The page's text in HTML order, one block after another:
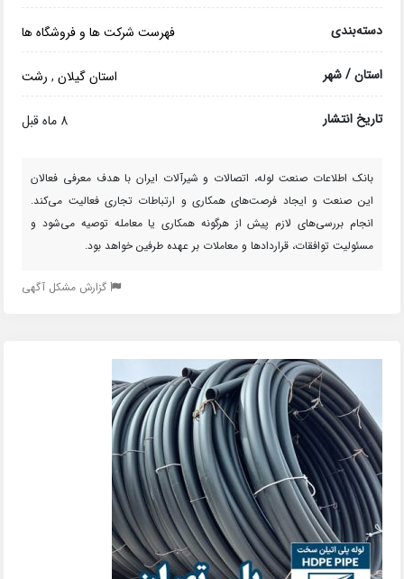
دسته‌بندی فهرست شرکت ها و فروشگاه ها
استان / شهر استان گیلان, رشت
تاریخ انتشار 8 ماه قبل
بانک اطلاعات صنعت لوله، اتصالات و شیرآلات ایران با هدف معرفی فعالان
این صنعت و ایجاد فرصت‌های همکاری و ارتباطات تجاری فعالیت می‌کند.
انجام بررسی‌های لازم پیش از هرگونه همکاری یا معامله توصیه می‌شود و
مسئولیت توافقات، قراردادها و معاملات بر عهده طرفین خواهد بود.
گزارش مشکل آگهی